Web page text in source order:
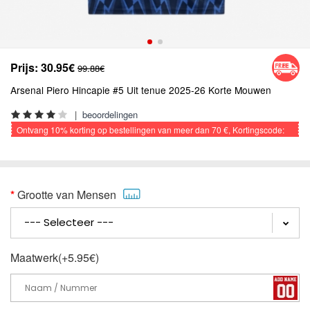
Prijs: 30.95€ 99.88€
Arsenal Piero Hincapie #5 Uit tenue 2025-26 Korte Mouwen
| beoordelingen
Ontvang 10%korting op bestellingen van meer dan 70 €, Kortingscode:
Grootte van Mensen
Maatwerk(+5.95€)